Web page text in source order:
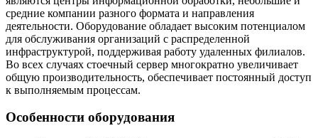
средние компании разного формата и направления
деятельности. Оборудование обладает высоким потенциалом
для обслуживания организаций с распределенной
инфраструктурой, поддерживая работу удаленных филиалов.
Во всех случаях стоечный сервер многократно увеличивает
общую производительность, обеспечивает постоянный доступ
к выполняемым процессам.
Особенности оборудования